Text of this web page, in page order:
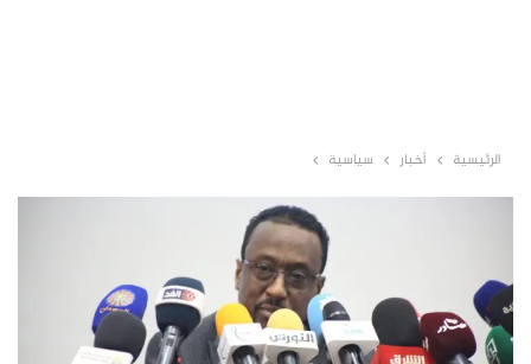
الرئيسية أخبار سياسية